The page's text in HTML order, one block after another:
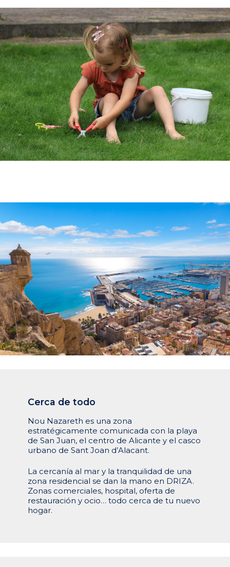
Cerca de todo
Nou Nazareth es una zona
estratégicamente comunicada con la playa
de San Juan, el centro de Alicante y el casco
urbano de Sant Joan d’Alacant.
La cercanía al mar y la tranquilidad de una
zona residencial se dan la mano en DRIZA.
Zonas comerciales, hospital, oferta de
restauración y ocio… todo cerca de tu nuevo
hogar.